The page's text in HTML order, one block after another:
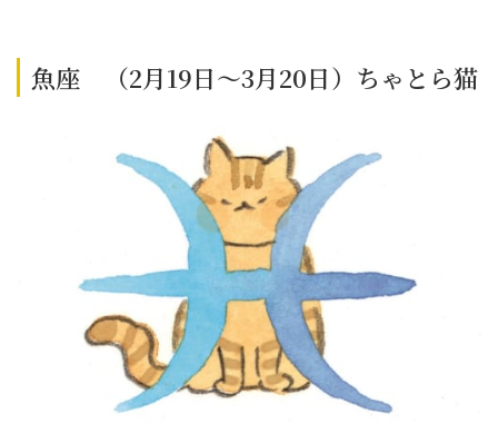
魚座 （2月19日～3月20日）ちゃとら猫